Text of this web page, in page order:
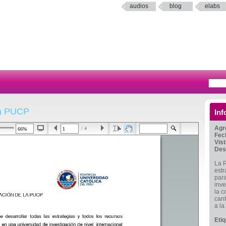
audios blog elabs
La
la
a la
PUCP
/ 4